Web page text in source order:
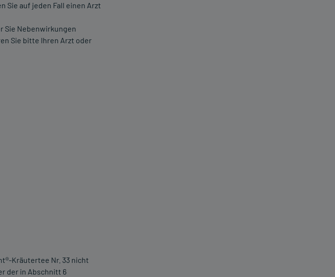
Sie auf jeden Fall einen Arzt
Sie Nebenwirkungen
Sie bitte Ihren Arzt oder
Kräutertee Nr. 33 nicht
der in Abschnitt 6